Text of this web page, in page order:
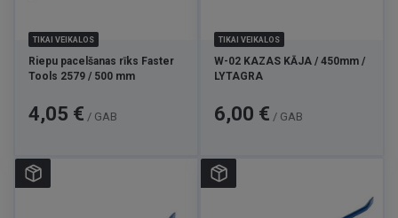
TIKAI VEIKALOS
Riepu pacelšanas rīks Faster
Tools 2579 / 500 mm
Cena
4,05 € / GAB
TIKAI VEIKALOS
W-02 KAZAS KĀJA / 450mm /
LYTAGRA
Cena
6,00 € / GAB